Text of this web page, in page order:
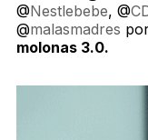
@Nestlebebe, @
@malasmadres
molonas 3.0.